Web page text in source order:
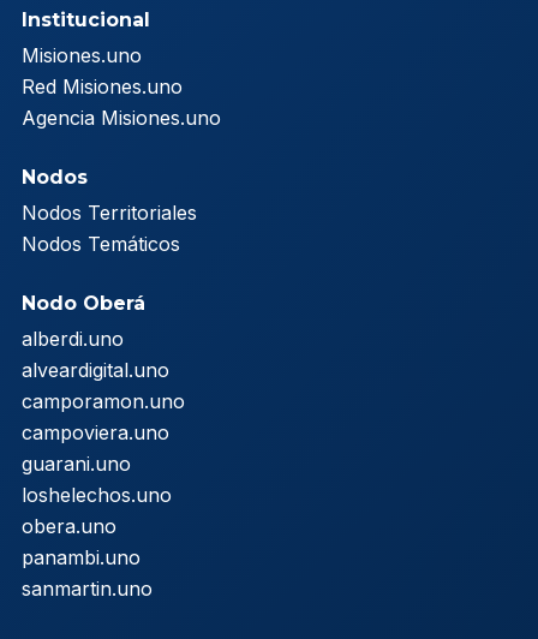
Institucional
Misiones.uno
Red Misiones.uno
Agencia Misiones.uno
Nodos
Nodos Territoriales
Nodos Temáticos
Nodo Oberá
alberdi.uno
alveardigital.uno
camporamon.uno
campoviera.uno
guarani.uno
loshelechos.uno
obera.uno
panambi.uno
sanmartin.uno